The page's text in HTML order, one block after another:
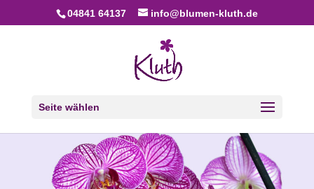
04841 64137 info@blumen-kluth.de
Seite wählen